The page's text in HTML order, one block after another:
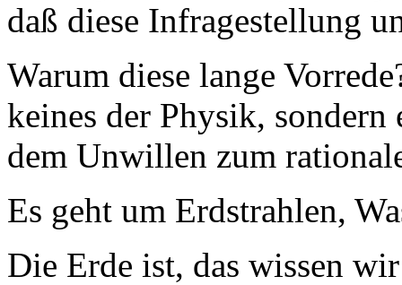
daß diese Infragestellung
Warum diese lange
keines der Physik,
dem Unwillen zum
Es geht um Erdstrahlen,
Die Erde ist, das wissen